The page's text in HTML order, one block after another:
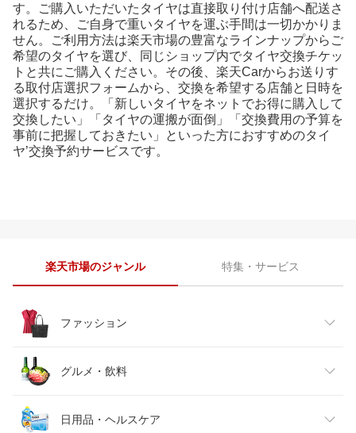
す。ご購入いただいたタイヤは直接取り付け店舗へ配送さ
れるため、ご自身で重いタイヤを運ぶ手間は一切かかりま
せん。ご利用方法は楽天市場の豊富なラインナップからご
希望のタイヤを選び、同じショップ内でタイヤ交換チケッ
トと共にご購入ください。その後、楽天Carからお送りす
る取付店選択フォームから、交換を希望する店舗と日時を
選択するだけ。「新しいタイヤをネットでお得に購入して
交換したい」「タイヤの運搬が面倒」「交換費用の予算を
事前に把握しておきたい」といった方におすすめのタイ
ヤ’交換予約サービスです。
楽天市場のジャンル 特集・サービス
ファッション
レディースファッション
メンズファッション
グルメ・飲料
食品
日用品・ヘルスケア